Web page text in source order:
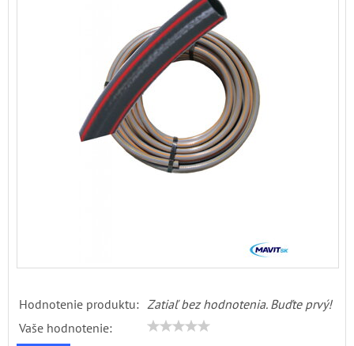
Hodnotenie produktu: Zatiaľ bez hodnotenia. Buďte prvý!
Vaše hodnotenie: